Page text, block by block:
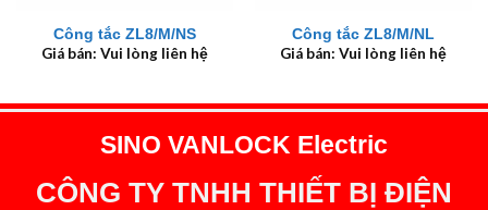
Công tắc ZL8/M/NS
Giá bán: Vui lòng liên hệ
Công tắc ZL8/M/NL
Giá bán: Vui lòng liên hệ
SINO VANLOCK Electric
CÔNG TY TNHH THIẾT BỊ ĐIỆN